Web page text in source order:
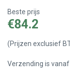
Beste prijs
€84.2
(Prijzen exclusief
Verzending is